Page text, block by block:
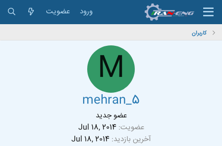
ورود عضویت
کاربران
M
mehran_5
عضو جدید
عضویت Jul 18, 2014
آخرین بازدید Jul 18, 2014